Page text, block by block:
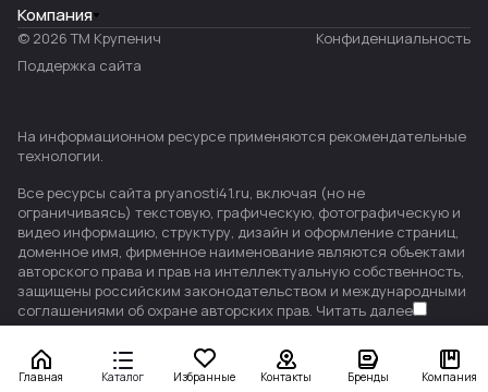
Главная Каталог Избранные Контакты Бренды Компания
Компания
© 2026 ТМ Крупенич
Конфиденциальность
Поддержка сайта
На информационном ресурсе применяются рекомендательные
технологии.
Все ресурсы сайта pryanosti41.ru, включая (но не
ограничиваясь) текстовую, графическую, фотографическую и
видео информацию, структуру, дизайн и оформление страниц,
доменное имя, фирменное наименование являются объектами
авторского права и прав на интеллектуальную собственность,
защищены российским законодательством и международными
соглашениями об охране авторских прав. Читать далее